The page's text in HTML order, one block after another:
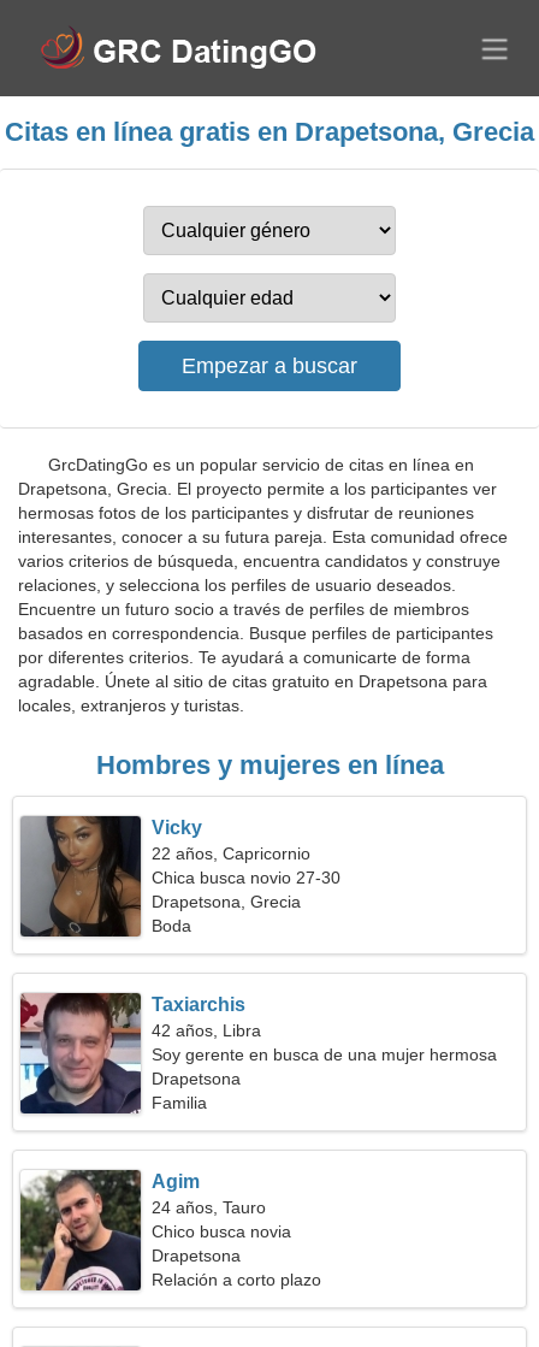
Citas en línea gratis en Drapetsona, Grecia
GrcDatingGo es un popular servicio de citas en línea en
Drapetsona, Grecia. El proyecto permite a los participantes ver
hermosas fotos de los participantes y disfrutar de reuniones
interesantes, conocer a su futura pareja. Esta comunidad ofrece
varios criterios de búsqueda, encuentra candidatos y construye
relaciones, y selecciona los perfiles de usuario deseados.
Encuentre un futuro socio a través de perfiles de miembros
basados en correspondencia. Busque perfiles de participantes
por diferentes criterios. Te ayudará a comunicarte de forma
agradable. Únete al sitio de citas gratuito en Drapetsona para
locales, extranjeros y turistas.
Hombres y mujeres en línea
Vicky
22 años, Capricornio
Chica busca novio 27-30
Drapetsona, Grecia
Boda
Taxiarchis
42 años, Libra
Soy gerente en busca de una mujer hermosa
Drapetsona
Familia
Agim
24 años, Tauro
Chico busca novia
Drapetsona
Relación a corto plazo